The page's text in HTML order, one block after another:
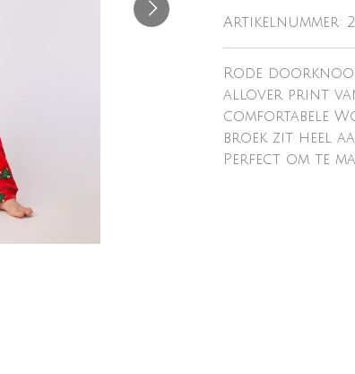
Artikelnummer:
Rode
allover print van
comfortabele
broek zit heel
Perfect om te